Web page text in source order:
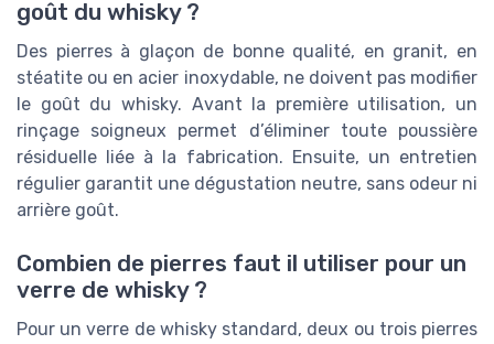
goût du whisky ?
Des pierres à glaçon de bonne qualité, en granit, en
stéatite ou en acier inoxydable, ne doivent pas modifier
le goût du whisky. Avant la première utilisation, un
rinçage soigneux permet d’éliminer toute poussière
résiduelle liée à la fabrication. Ensuite, un entretien
régulier garantit une dégustation neutre, sans odeur ni
arrière goût.
Combien de pierres faut il utiliser pour un
verre de whisky ?
Pour un verre de whisky standard, deux ou trois pierres